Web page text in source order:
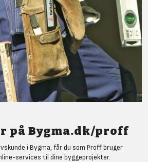
på Bygma.dk/proff
i Bygma, får du som Proff bruger
services til dine byggeprojekter.